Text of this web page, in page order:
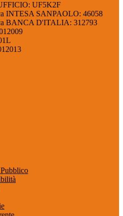
UF5K2F
INTESA SANPAOLO: 46058
BANCA D'ITALIA: 312793